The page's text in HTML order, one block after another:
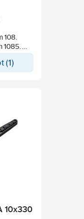
108.
1085.
EN
4.
(1)
10x330